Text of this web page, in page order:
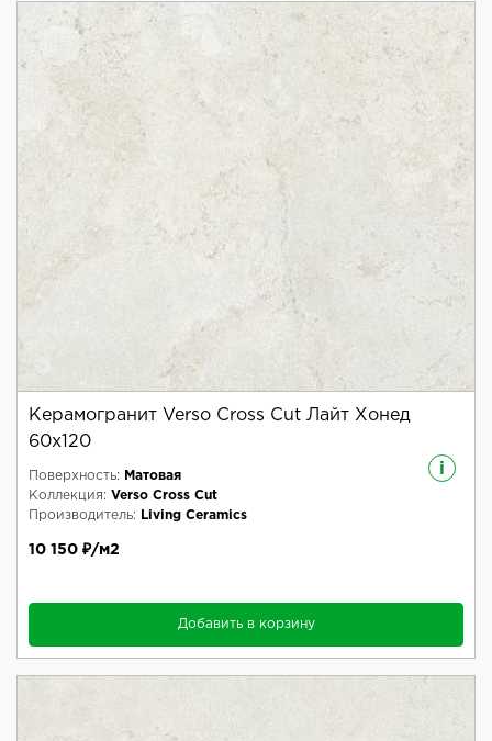
Керамогранит Verso Cross Cut Лайт Хонед
60x120
i
Поверхность:
Матовая
Коллекция: Verso Cross Cut
Производитель:
Living Ceramics
10 150 ₽/м2
Добавить в корзину